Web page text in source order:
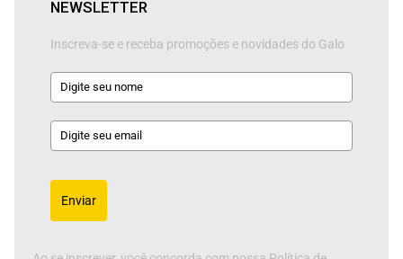
NEWSLETTER
Inscreva-se e receba promoções e novidades do Galo
Enviar